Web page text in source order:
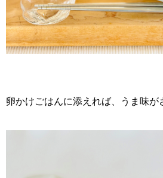
卵かけごはんに添えれば、うま味が